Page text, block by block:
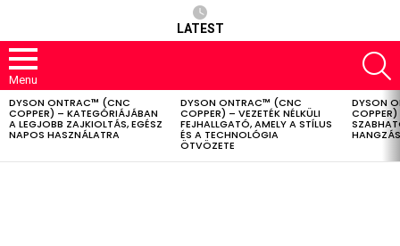
LATEST
Menu
LATEST
STORIES
DYSON ONTRAC™ (CNC
COPPER) – KATEGÓRIÁJÁBAN
A LEGJOBB ZAJKIOLTÁS, EGÉSZ
NAPOS HASZNÁLATRA
DYSON ONTRAC™ (CNC
COPPER) – VEZETÉK NÉLKÜLI
FEJHALLGATÓ, AMELY A STÍLUS
ÉS A TECHNOLÓGIA
ÖTVÖZETE
DYSON
COPPER)